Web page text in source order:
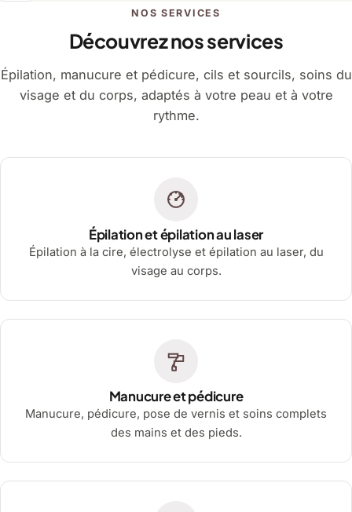
NOS SERVICES
Découvrez nos services
Épilation, manucure et pédicure, cils et sourcils, soins du
visage et du corps, adaptés à votre peau et à votre
rythme.
Épilation et épilation au laser
Épilation à la cire, électrolyse et épilation au laser, du
visage au corps.
Manucure et pédicure
Manucure, pédicure, pose de vernis et soins complets
des mains et des pieds.